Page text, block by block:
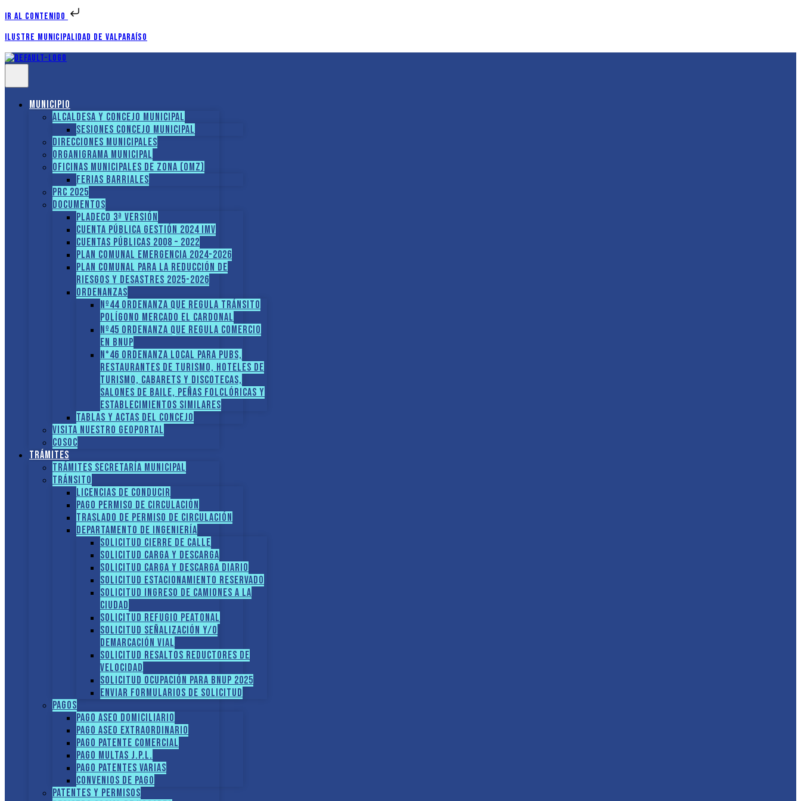
Ir al contenido
Ilustre Municipalidad de Valparaíso
Municipio
Alcaldesa y Concejo Municipal
Sesiones Concejo Municipal
Direcciones municipales
Organigrama Municipal
Oficinas Municipales de Zona (OMZ)
Ferias Barriales
PRC 2025
Documentos
PLADECO 3ª VERSIÓN
CUENTA PÚBLICA GESTIÓN 2024 IMV
Cuentas Públicas 2008 – 2022
PLAN COMUNAL EMERGENCIA 2024-2026
PLAN COMUNAL PARA LA REDUCCIÓN DE
RIESGOS Y DESASTRES 2025-2026
ORDENANZAS
Nº44 Ordenanza que regula tránsito
Polígono Mercado El Cardonal
Nº45 Ordenanza que regula comercio
en BNUP
N°46 Ordenanza local para pubs,
restaurantes de turismo, hoteles de
turismo, cabarets y discotecas,
salones de baile, peñas folclóricas y
establecimientos similares
Tablas y Actas del Concejo
Visita nuestro GEOPORTAL
COSOC
Trámites
Trámites Secretaría Municipal
Tránsito
Licencias de conducir
Pago Permiso de Circulación
Traslado de Permiso de circulación
Departamento de Ingeniería
Solicitud Cierre de calle
Solicitud Carga y descarga
Solicitud Carga y descarga diario
Solicitud Estacionamiento reservado
Solicitud Ingreso de camiones a la
ciudad
Solicitud Refugio peatonal
Solicitud Señalización y/o
demarcación vial
Solicitud Resaltos reductores de
velocidad
Solicitud Ocupación para BNUP 2025
ENVIAR FORMULARIOS DE SOLICITUD
Pagos
Pago Aseo domiciliario
Pago Aseo extraordinario
Pago Patente comercial
Pago multas J.P.L.
Pago Patentes varias
Convenios de pago
Patentes y Permisos